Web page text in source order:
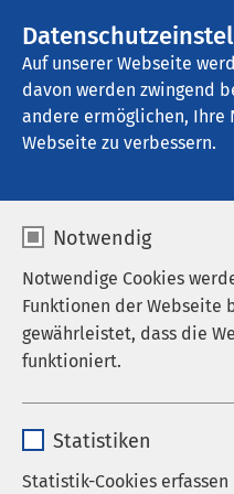
Auf unserer Webseite
davon werden zwingend
andere ermöglichen, Ihre
Webseite zu verbessern.
Notwendig
Notwendige Cookies
Funktionen der Webseite
gewährleistet, dass die
funktioniert.
Anbieter sgalinski
Statistiken
Statistik-Cookies
AMEOS Poliklinikum Oelde
Datenschutz
Hinweise
der AMEOS
1. Datenschutz